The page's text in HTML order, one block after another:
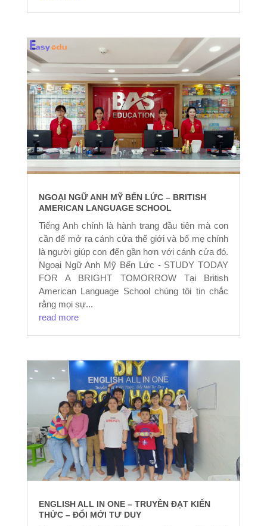
NGOẠI NGỮ ANH MỸ BẾN LỨC – BRITISH
AMERICAN LANGUAGE SCHOOL
Tiếng Anh chính là hành trang đầu tiên mà con
cần để mở ra cánh cửa thế giới và bố mẹ chính
là người giúp con đến gần hơn với cánh cửa đó.
Ngoại Ngữ Anh Mỹ Bến Lức - STUDY TODAY
FOR A BRIGHT TOMORROW Tại British
American Language School chúng tôi tin chắc
rằng mọi sự...
read more
ENGLISH ALL IN ONE – TRUYỀN ĐẠT KIẾN
THỨC – ĐỔI MỚI TƯ DUY